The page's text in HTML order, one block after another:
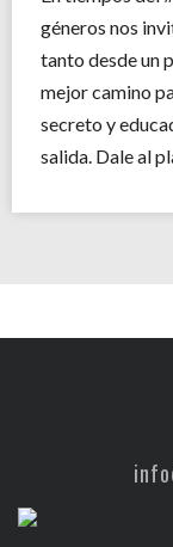
géneros nos
tanto desde un
mejor camino
secreto y
salida. Dale al